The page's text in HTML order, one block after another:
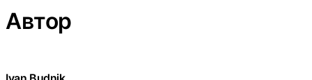
Автор